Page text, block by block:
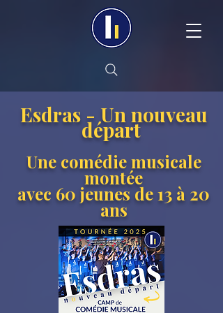
Esdras - Un nouveau
départ
Une comédie musicale
montée
avec 60 jeunes de 13 à 20
ans